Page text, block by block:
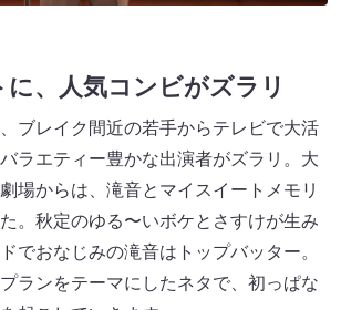
、人気コンビがズラリ
ブレイク間近の若手からテレビで大活
ラエティー豊かな出演者がズラリ。大
場からは、滝音とマイスイートメモリ
。秋定のゆる〜いボケとさすけが生み
でおなじみの滝音はトップバッター。
ランをテーマにしたネタで、初っぱな